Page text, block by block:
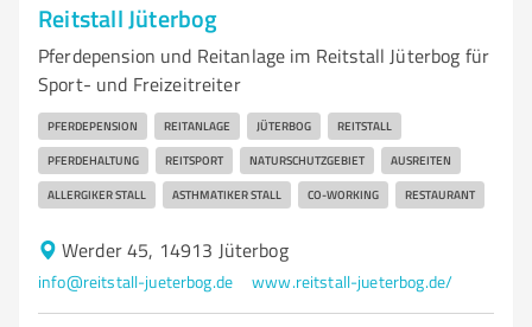
Reitstall Jüterbog
Pferdepension und Reitanlage im Reitstall Jüterbog für
Sport- und Freizeitreiter
PFERDEPENSION REITANLAGE JÜTERBOG REITSTALL
PFERDEHALTUNG REITSPORT NATURSCHUTZGEBIET AUSREITEN
ALLERGIKER STALL ASTHMATIKER STALL CO-WORKING RESTAURANT
Werder 45, 14913 Jüterbog
info@reitstall-jueterbog.de www.reitstall-jueterbog.de/